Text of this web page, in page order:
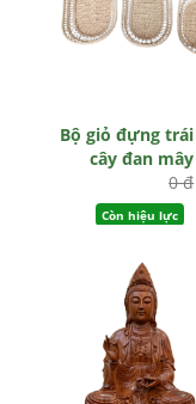
Bộ giỏ đựng trái
cây đan mây
0 đ
Còn hiệu lực